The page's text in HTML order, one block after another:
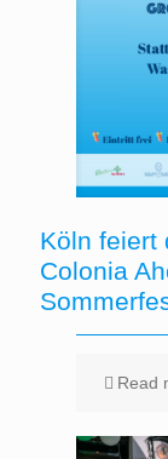
Köln feiert
Colonia
Read